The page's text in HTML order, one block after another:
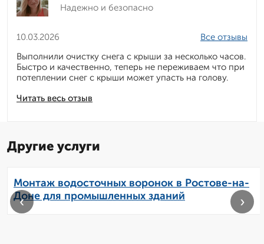
Надежно и безопасно
10.03.2026
Читать весь отзыв
Все отзывы
Выполнили очистку снега с крыши за несколько часов.
Быстро и качественно, теперь не переживаем что при
потеплении снег с крыши может упасть на голову.
Другие услуги
Монтаж водосточных воронок в Ростове-на-
Доне для промышленных зданий
‹ ›